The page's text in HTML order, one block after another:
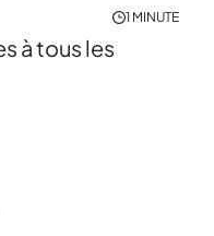
1 MINUTE
à tous les